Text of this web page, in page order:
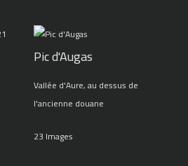
Pic d'Augas
Vallée d'Aure, au dessus de
l'ancienne douane
23 Images